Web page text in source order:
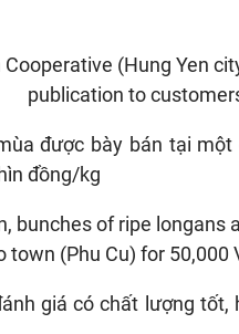
(Hung Yen
publication to
bunches of ripe longans
town (Phu Cu) for 50,000